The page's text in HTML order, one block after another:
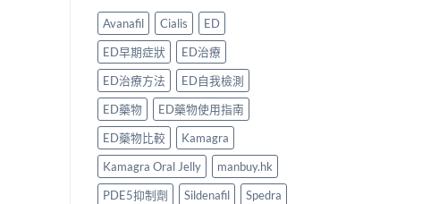
Avanafil Cialis
ED
ED早期症狀
ED治療
ED治療方法
ED自我檢測
ED藥物
ED藥物使用指南
ED藥物比較
Kamagra
Kamagra Oral Jelly
manbuy.hk
PDE5抑制劑
Sildenafil
Spedra